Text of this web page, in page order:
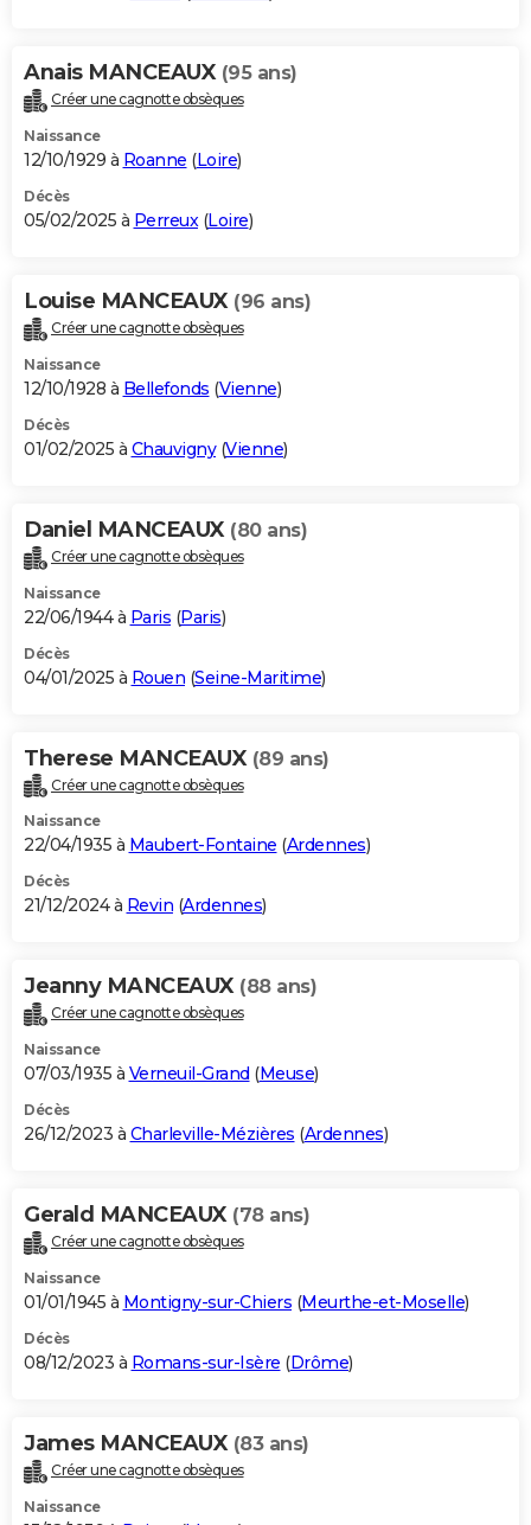
Anais MANCEAUX (95 ans)
Créer une cagnotte obsèques
Naissance
12/10/1929 à Roanne (Loire)
Décès
05/02/2025 à Perreux(Loire)
Louise MANCEAUX (96 ans)
Créer une cagnotte obsèques
Naissance
12/10/1928 à Bellefonds (Vienne)
Décès
01/02/2025 à Chauvigny(Vienne)
Daniel MANCEAUX (80 ans)
Créer une cagnotte obsèques
Naissance
22/06/1944 à Paris (Paris)
Décès
04/01/2025 à Rouen (Seine-Maritime)
Therese MANCEAUX (89 ans)
Créer une cagnotte obsèques
Naissance
22/04/1935 à Maubert-Fontaine (Ardennes)
Décès
21/12/2024 à Revin (Ardennes)
Jeanny MANCEAUX (88 ans)
Créer une cagnotte obsèques
Naissance
07/03/1935 à Verneuil-Grand (Meuse)
Décès
26/12/2023 à Charleville-Mézières (Ardennes)
Gerald MANCEAUX (78 ans)
Créer une cagnotte obsèques
Naissance
01/01/1945 à Montigny-sur-Chiers (Meurthe-et-Moselle)
Décès
08/12/2023 à Romans-sur-Isère (Drôme)
James MANCEAUX (83 ans)
Créer une cagnotte obsèques
Naissance